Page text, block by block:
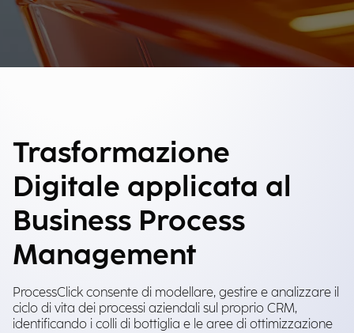
Trasformazione
Digitale applicata al
Business Process
Management
ProcessClick consente di modellare, gestire e analizzare il
ciclo di vita dei processi aziendali sul proprio CRM,
identificando i colli di bottiglia e le aree di ottimizzazione